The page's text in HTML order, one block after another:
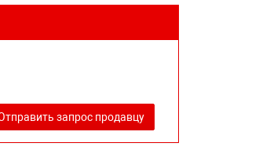
запрос продавцу